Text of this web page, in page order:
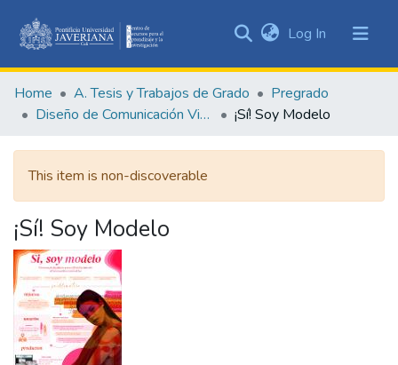
&
Collections
Statistics
Log In (current)
Home A. Tesis y Trabajos de Grado
Pregrado
Diseño de Comunicación Visual
¡Sí! Soy Modelo
This item is non-discoverable
¡Sí! Soy Modelo